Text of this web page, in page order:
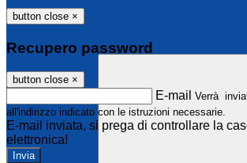
button close ×
Recupero password
button close ×
E-mail Verrà
all'indirizzo indicato con le istruzioni necessarie.
E-mail inviata, si prega di controllare la
elettronica!